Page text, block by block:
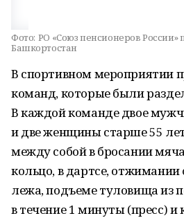
Фото: РО «Союз пенсионеров России»
Башкортостан
В спортивном мероприятии
команд, которые были
В каждой команде двое
и две женщины старше 55
между собой в бросании
кольцо, в дартсе, отжимании
лежа, подъеме туловища из
в течение 1 минуты (пресс)